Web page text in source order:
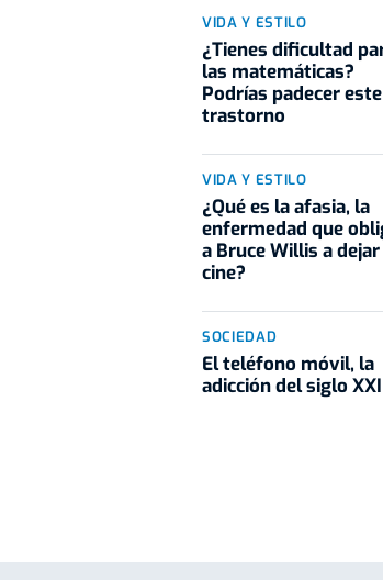
VIDA Y ESTILO
¿Tienes dificultad
las matemáticas?
Podrías padecer este
trastorno
VIDA Y ESTILO
¿Qué es la afasia, la
enfermedad que
a Bruce Willis a
cine?
SOCIEDAD
El teléfono móvil, la
adicción del siglo XXI